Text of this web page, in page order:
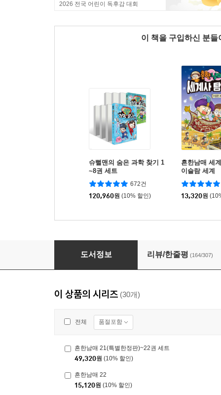
2026 전국 어린이 독후감 대회
이 책을 구입하신 분
슈뻘맨의 숨은 과학 찾기 1
~8권 세트
672건
120,960원 (10% 할인)
흔한남매 세
이슬람 세계
13,320원
흔한남매 2
도서정보 리뷰/한줄평 (164/307)
이 상품의 시리즈 (30개)
전체 품절포함
흔한남매 21(특별한정판)~22권 세트
49,320원 (10% 할인)
흔한남매 22
15,120원 (10% 할인)